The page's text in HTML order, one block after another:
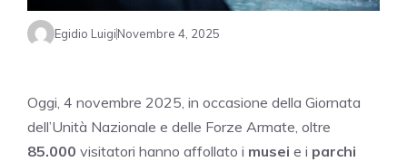
Egidio LuigiNovembre 4, 2025
Oggi, 4 novembre 2025, in occasione della Giornata
dell’Unità Nazionale e delle Forze Armate, oltre
85.000 visitatori hanno affollato i musei e i parchi